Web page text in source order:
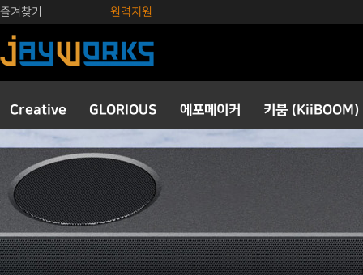
즐겨찾기 원격지원
Creative GLORIOUS 에포메이커 키붐 (KiiBOOM)